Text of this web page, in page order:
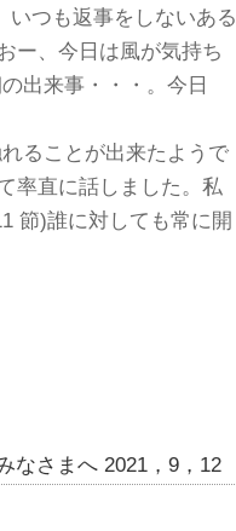
いつも返事をしないある
ー、今日は風が気持ち
出来事・・・。今日
ることが出来たようで
率直に話しました。私
節)誰に対しても常に開
なさまへ 2021，9，12